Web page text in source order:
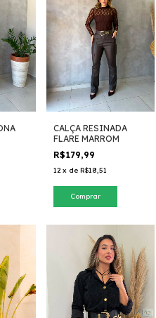
CALÇA RESINADA
FLARE MARROM
R$179,99
12 x de R$18,51
Comprar